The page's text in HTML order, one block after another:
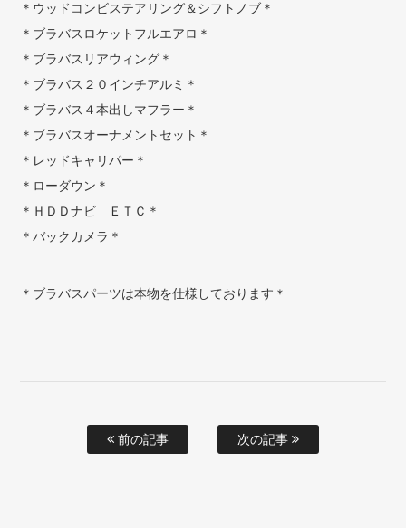
＊ウッドコンビステアリング＆シフトノブ＊
＊ブラバスロケットフルエアロ＊
＊ブラバスリアウィング＊
＊ブラバス２０インチアルミ＊
＊ブラバス４本出しマフラー＊
＊ブラバスオーナメントセット＊
＊レッドキャリパー＊
＊ローダウン＊
＊ＨＤＤナビ ＥＴＣ＊
＊バックカメラ＊
＊ブラバスパーツは本物を仕様しております＊
前の記事 次の記事